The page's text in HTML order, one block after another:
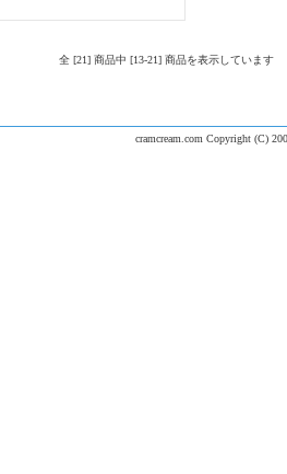
全 [21] 商品中 [13-21] 商品を表示しています
cramcream.com Copyright (C)